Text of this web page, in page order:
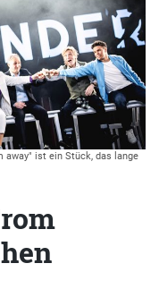
away" ist ein Stück, das lange